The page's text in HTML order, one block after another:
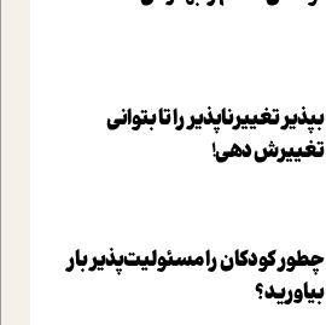
بپذير تغييرناپذير را تا بتواني
تغييرش دهي!‏
چطور کودکان را مسئولیت‌پذیر بار
بیاورید؟